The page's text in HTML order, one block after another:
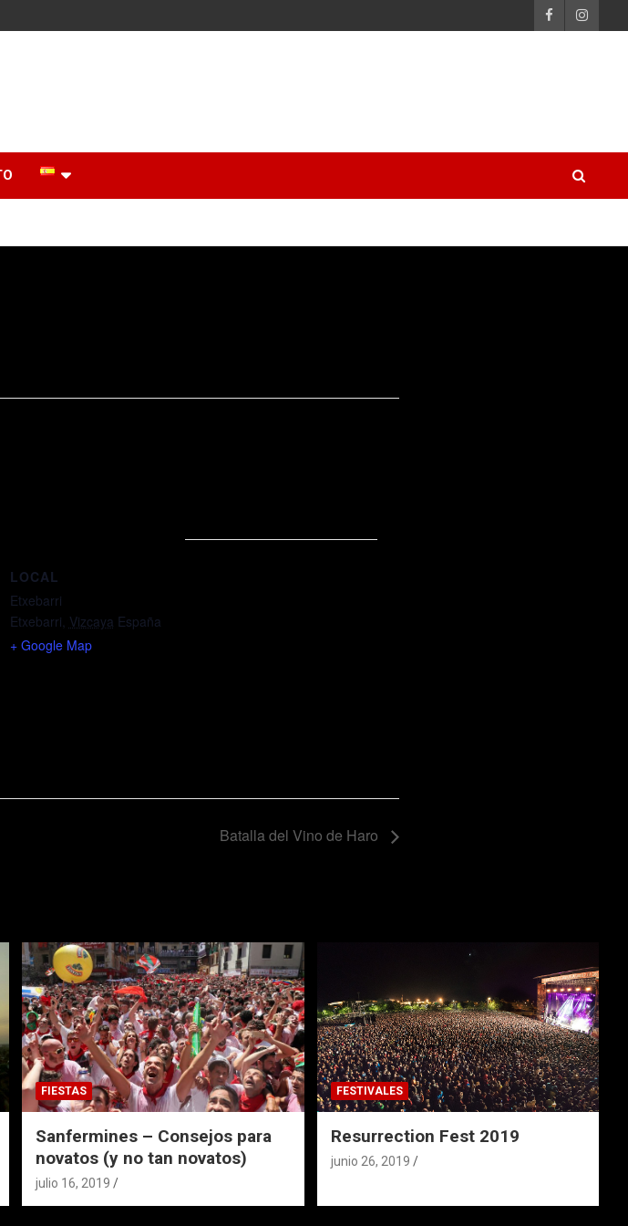
LOCAL
Etxebarri
Etxebarri, Vizcaya España
+ Google Map
Batalla del Vino de Haro
FIESTAS
Sanfermines – Consejos para
novatos (y no tan novatos)
julio 16, 2019
FESTIVALES
Resurrection Fest 2019
junio 26, 2019